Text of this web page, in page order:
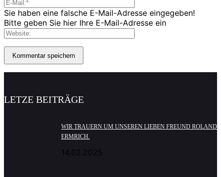
Sie haben eine falsche E-Mail-Adresse eingegeben!
Bitte geben Sie hier Ihre E-Mail-Adresse ein
LETZE BEITRÄGE
WIR TRAUERN UM UNSEREN LIEBEN FREUND ROLAND
ERMRICH.
14.02.2025